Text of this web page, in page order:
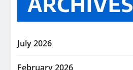
July 2026
February 2026